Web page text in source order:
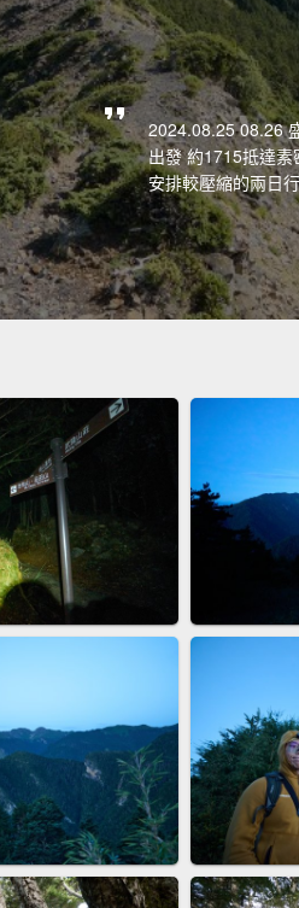
2024.08.25 08.26
出發 約1715抵達
安排較壓縮的兩日